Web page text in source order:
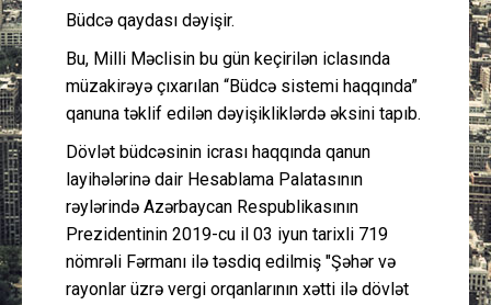
Gündəm
Cəmiyyət
Peşə etikası
Büdcə qaydası dəyişir.
Bu, Milli Məclisin bu gün keçirilən iclasında
müzakirəyə çıxarılan “Büdcə sistemi haqqında”
qanuna təklif edilən dəyişikliklərdə əksini tapıb.
Dövlət büdcəsinin icrası haqqında qanun
layihələrinə dair Hesablama Palatasının
rəylərində Azərbaycan Respublikasının
Prezidentinin 2019-cu il 03 iyun tarixli 719
nömrəli Fərmanı ilə təsdiq edilmiş "Şəhər və
rayonlar üzrə vergi orqanlarının xətti ilə dövlət